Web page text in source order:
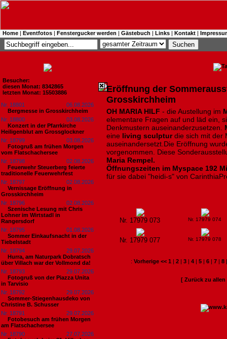
Home | Eventfotos | Fenstergucker werden | Gästebuch | Links | Kontakt |
Besucher:
diesen Monat: 8342865
letzten Monat: 15503886
Nr. 18801
06.08.2026
Bergmesse in Grosskirchheim
Nr. 18800
03.08.2026
Konzert in der Pfarrkirche
Heiligenblut am Grossglockner
Nr. 18799
03.08.2026
Fotogruß am frühen Morgen
vom Flatschachersee
Nr. 18798
02.08.2026
Feuerwehr Steuerberg feierte
traditionelle Feuerwehrfest
Nr. 18797
02.08.2026
Vernissage Eröffnung in
Grosskirchheim
Nr. 18796
02.08.2026
Szenische Lesung mit Chris
Lohner im Wirtstadl in
Rangersdorf
Nr. 18795
01.08.2026
Sommer Einkaufsnacht in der
Tiebelstadt
Nr. 18794
29.07.2026
Hurra, am Naturpark Dobratsch
über Villach war der Vollmond da!
Nr. 18793
29.07.2026
Fotogruß von der Piazza Unita
in Tarvisio
Nr. 18792
29.07.2026
Sommer-Stiegenhausdeko von
Christine B. Schusser
Nr. 18791
29.07.2026
Fotobesuch am frühen Morgen
am Flatschachersee
Nr. 18790
27.07.2026
Eröffnung der
Grosskirchheim
OH MARIA HILF - die Austellung im
elementare Fragen auf und läd ein,
Denkmustern auseinanderzusetzen.
eine living sculpturdie sich mit der
auseinandersetzt.Die Eröffnung
vorgenommen. Diese
Maria Rempel.
Öffnungszeiten im Myspace 192
für sie dabei "heidi-s" von
Nr. 17979 073 Nr. 17979 074
Nr. 17979 077 Nr. 17979 078
: Vorherige << 1 | 2 | 3 | 4 | 5 | 6 | 7 | 8
[ Zurück zu